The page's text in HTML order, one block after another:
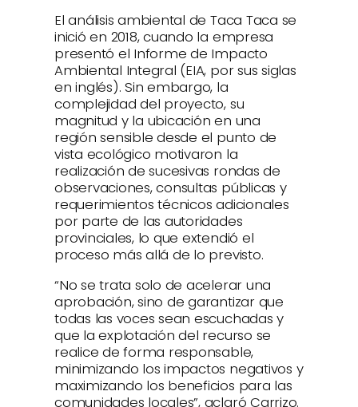
El análisis ambiental de Taca Taca se
inició en 2018, cuando la empresa
presentó el Informe de Impacto
Ambiental Integral (EIA, por sus siglas
en inglés). Sin embargo, la
complejidad del proyecto, su
magnitud y la ubicación en una
región sensible desde el punto de
vista ecológico motivaron la
realización de sucesivas rondas de
observaciones, consultas públicas y
requerimientos técnicos adicionales
por parte de las autoridades
provinciales, lo que extendió el
proceso más allá de lo previsto.
“No se trata solo de acelerar una
aprobación, sino de garantizar que
todas las voces sean escuchadas y
que la explotación del recurso se
realice de forma responsable,
minimizando los impactos negativos y
maximizando los beneficios para las
comunidades locales”, aclaró Carrizo.